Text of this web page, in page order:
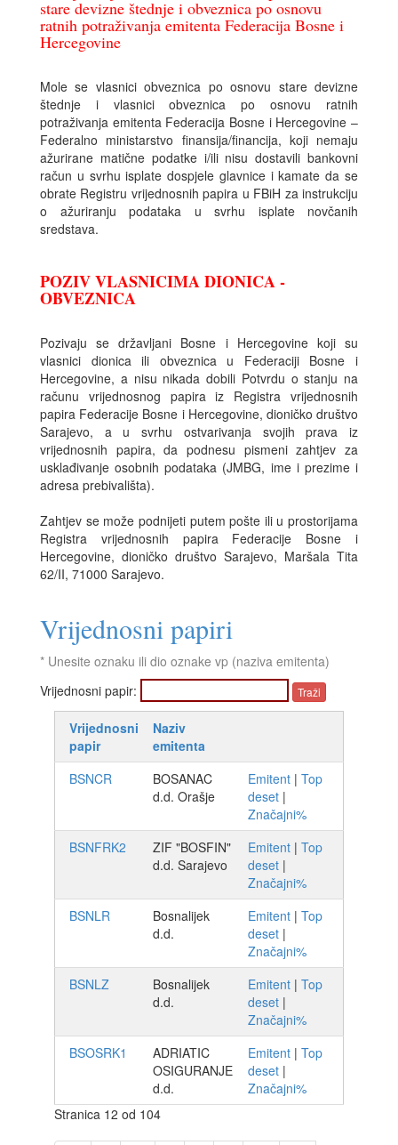
stare devizne štednje i obveznica po osnovu
ratnih potraživanja emitenta Federacija Bosne i
Hercegovine
Mole se vlasnici obveznica po osnovu stare devizne
štednje i vlasnici obveznica po osnovu ratnih
potraživanja emitenta Federacija Bosne i Hercegovine –
Federalno ministarstvo finansija/financija, koji nemaju
ažurirane matične podatke i/ili nisu dostavili bankovni
račun u svrhu isplate dospjele glavnice i kamate da se
obrate Registru vrijednosnih papira u FBiH za instrukciju
o ažuriranju podataka u svrhu isplate novčanih
sredstava.
POZIV VLASNICIMA DIONICA -
OBVEZNICA
Pozivaju se državljani Bosne i Hercegovine koji su
vlasnici dionica ili obveznica u Federaciji Bosne i
Hercegovine, a nisu nikada dobili Potvrdu o stanju na
računu vrijednosnog papira iz Registra vrijednosnih
papira Federacije Bosne i Hercegovine, dioničko društvo
Sarajevo, a u svrhu ostvarivanja svojih prava iz
vrijednosnih papira, da podnesu pismeni zahtjev za
usklađivanje osobnih podataka (JMBG, ime i prezime i
adresa prebivališta).
Zahtjev se može podnijeti putem pošte ili u prostorijama
Registra vrijednosnih papira Federacije Bosne i
Hercegovine, dioničko društvo Sarajevo, Maršala Tita
62/II, 71000 Sarajevo.
Vrijednosni papiri
* Unesite oznaku ili dio oznake vp (naziva emitenta)
Vrijednosni papir:
Vrijednosni
papir
Naziv
emitenta
BSNCR
BOSANAC
d.d. Orašje
Emitent | Top
deset |
Značajni%
BSNFRK2
ZIF "BOSFIN"
d.d. Sarajevo
Emitent | Top
deset |
Značajni%
BSNLR
Bosnalijek
d.d.
Emitent | Top
deset |
Značajni%
BSNLZ
Bosnalijek
d.d.
Emitent | Top
deset |
Značajni%
BSOSRK1
ADRIATIC
OSIGURANJE
d.d.
Emitent | Top
deset |
Značajni%
Stranica 12 od 104